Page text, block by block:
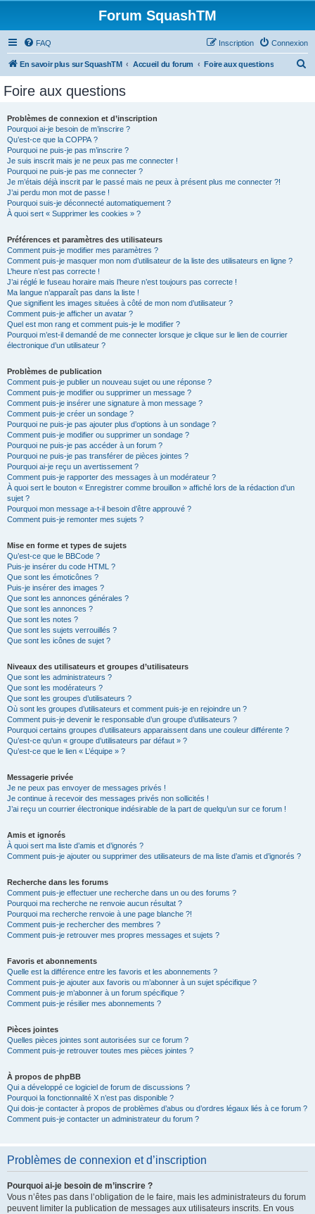
Forum SquashTM
FAQ Connexion
Inscription
En savoir plus sur SquashTM Accueil du forum Foire aux questions
Foire aux questions
Problèmes de connexion et d’inscription
Pourquoi ai-je besoin de m’inscrire ?
Qu’est-ce que la COPPA ?
Pourquoi ne puis-je pas m’inscrire ?
Je suis inscrit mais je ne peux pas me connecter !
Pourquoi ne puis-je pas me connecter ?
Je m’étais déjà inscrit par le passé mais ne peux à présent plus me connecter ?!
J’ai perdu mon mot de passe !
Pourquoi suis-je déconnecté automatiquement ?
À quoi sert « Supprimer les cookies » ?
Préférences et paramètres des utilisateurs
Comment puis-je modifier mes paramètres ?
Comment puis-je masquer mon nom d’utilisateur de la liste des utilisateurs en ligne ?
L’heure n’est pas correcte !
J’ai réglé le fuseau horaire mais l’heure n’est toujours pas correcte !
Ma langue n’apparaît pas dans la liste !
Que signifient les images situées à côté de mon nom d’utilisateur ?
Comment puis-je afficher un avatar ?
Quel est mon rang et comment puis-je le modifier ?
Pourquoi m’est-il demandé de me connecter lorsque je clique sur le lien de courrier
électronique d’un utilisateur ?
Problèmes de publication
Comment puis-je publier un nouveau sujet ou une réponse ?
Comment puis-je modifier ou supprimer un message ?
Comment puis-je insérer une signature à mon message ?
Comment puis-je créer un sondage ?
Pourquoi ne puis-je pas ajouter plus d’options à un sondage ?
Comment puis-je modifier ou supprimer un sondage ?
Pourquoi ne puis-je pas accéder à un forum ?
Pourquoi ne puis-je pas transférer de pièces jointes ?
Pourquoi ai-je reçu un avertissement ?
Comment puis-je rapporter des messages à un modérateur ?
À quoi sert le bouton « Enregistrer comme brouillon » affiché lors de la rédaction d’un
sujet ?
Pourquoi mon message a-t-il besoin d’être approuvé ?
Comment puis-je remonter mes sujets ?
Mise en forme et types de sujets
Qu’est-ce que le BBCode ?
Puis-je insérer du code HTML ?
Que sont les émoticônes ?
Puis-je insérer des images ?
Que sont les annonces générales ?
Que sont les annonces ?
Que sont les notes ?
Que sont les sujets verrouillés ?
Que sont les icônes de sujet ?
Niveaux des utilisateurs et groupes d’utilisateurs
Que sont les administrateurs ?
Que sont les modérateurs ?
Que sont les groupes d’utilisateurs ?
Où sont les groupes d’utilisateurs et comment puis-je en rejoindre un ?
Comment puis-je devenir le responsable d’un groupe d’utilisateurs ?
Pourquoi certains groupes d’utilisateurs apparaissent dans une couleur différente ?
Qu’est-ce qu’un « groupe d’utilisateurs par défaut » ?
Qu’est-ce que le lien « L’équipe » ?
Messagerie privée
Je ne peux pas envoyer de messages privés !
Je continue à recevoir des messages privés non sollicités !
J’ai reçu un courrier électronique indésirable de la part de quelqu’un sur ce forum !
Amis et ignorés
À quoi sert ma liste d’amis et d’ignorés ?
Comment puis-je ajouter ou supprimer des utilisateurs de ma liste d’amis et d’ignorés ?
Recherche dans les forums
Comment puis-je effectuer une recherche dans un ou des forums ?
Pourquoi ma recherche ne renvoie aucun résultat ?
Pourquoi ma recherche renvoie à une page blanche ?!
Comment puis-je rechercher des membres ?
Comment puis-je retrouver mes propres messages et sujets ?
Favoris et abonnements
Quelle est la différence entre les favoris et les abonnements ?
Comment puis-je ajouter aux favoris ou m’abonner à un sujet spécifique ?
Comment puis-je m’abonner à un forum spécifique ?
Comment puis-je résilier mes abonnements ?
Pièces jointes
Quelles pièces jointes sont autorisées sur ce forum ?
Comment puis-je retrouver toutes mes pièces jointes ?
À propos de phpBB
Qui a développé ce logiciel de forum de discussions ?
Pourquoi la fonctionnalité X n’est pas disponible ?
Qui dois-je contacter à propos de problèmes d’abus ou d’ordres légaux liés à ce forum ?
Comment puis-je contacter un administrateur du forum ?
Problèmes de connexion et d’inscription
Pourquoi ai-je besoin de m’inscrire ?
Vous n’êtes pas dans l’obligation de le faire, mais les administrateurs du forum
peuvent limiter la publication de messages aux utilisateurs inscrits. En vous